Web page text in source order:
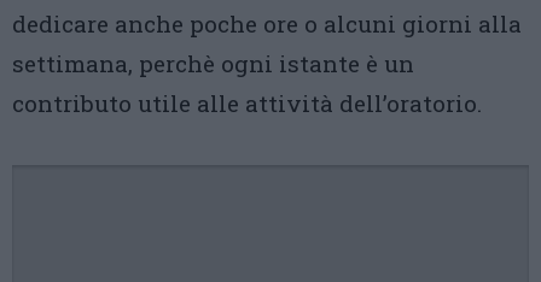
dedicare anche poche ore o alcuni giorni alla
settimana, perchè ogni istante è un
contributo utile alle attività dell’oratorio.